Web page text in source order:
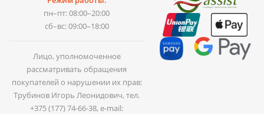
пн–пт: 08:00–20:00
сб–вс: 09:00–18:00
Лицо, уполномоченное
рассматривать обращения
покупателей о нарушении их прав:
Трубинов Игорь Леонидович, тел.
+375 (177) 74-66-38, e-mail: